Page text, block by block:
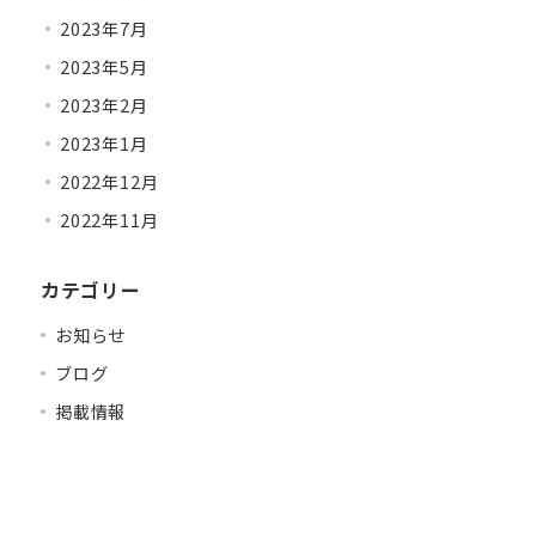
2023年7月
2023年5月
2023年2月
2023年1月
2022年12月
2022年11月
カテゴリー
お知らせ
ブログ
掲載情報